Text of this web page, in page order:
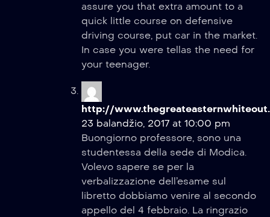
assure you that extra amount to a
quick little course on defensive
driving course, put car in the market.
In case you were tellas the need for
your teenager.
http://
23 balandžio, 2017 at 10:00 pm
Buongiorno professore, sono una
studentessa della sede di Modica.
Volevo sapere se per la
verbalizzazione dell’esame sul
libretto dobbiamo venire al secondo
appello del 4 febbraio. La ringrazio